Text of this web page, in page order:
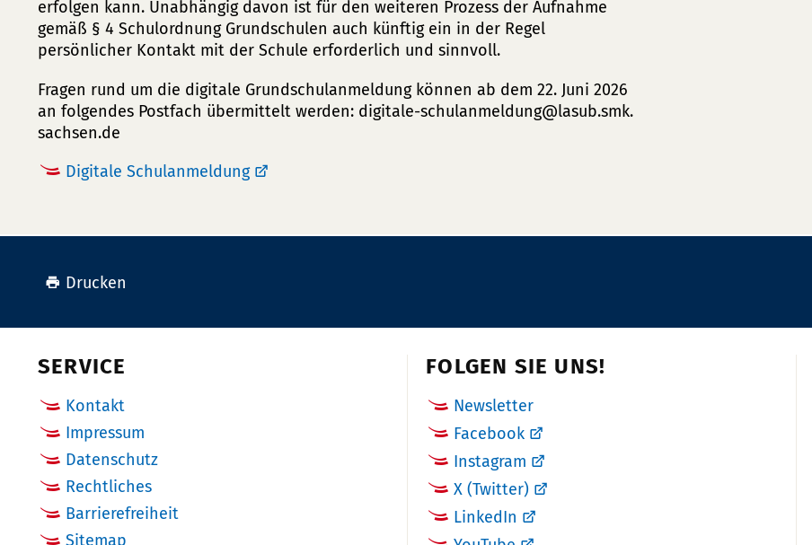
erfolgen kann. Unabhängig davon ist für den weiteren Prozess der Aufnahme
gemäß § 4 Schulordnung Grundschulen auch künftig ein in der Regel
persönlicher Kontakt mit der Schule erforderlich und sinnvoll.
Fragen rund um die digitale Grundschulanmeldung können ab dem 22. Juni 2026
an folgendes Postfach übermittelt werden: digitale-schulanmeldung
lasub.smk.
sachsen de
Digitale Schulanmeldung
Drucken
SERVICE
Kontakt
Impressum
Datenschutz
Rechtliches
Barrierefreiheit
Sitemap
FOLGEN SIE UNS!
Newsletter
Facebook
Instagram
X (Twitter)
LinkedIn